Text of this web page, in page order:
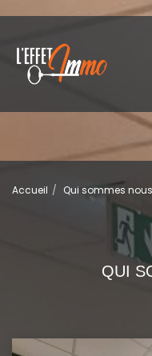
Accueil Qui sommes nous
QUI